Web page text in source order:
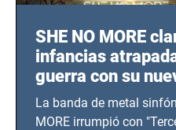
SHE NO MORE
infancias
guerra con su
TERCERA
MUNDIAL
La banda de metal
MORE irrumpió con